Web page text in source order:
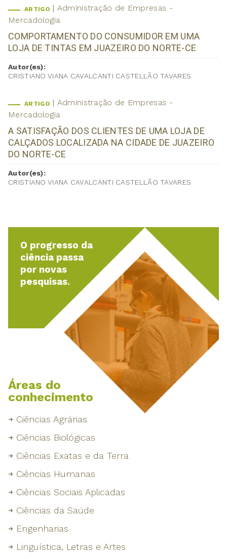
ARTIGO
Administração de Empresas -
Mercadologia
COMPORTAMENTO DO CONSUMIDOR EM UMA
LOJA DE TINTAS EM JUAZEIRO DO NORTE-CE
Autor(es):
CRISTIANO VIANA CAVALCANTI CASTELLÃO TAVARES
ARTIGO
Administração de Empresas -
Mercadologia
A SATISFAÇÃO DOS CLIENTES DE UMA LOJA DE
CALÇADOS LOCALIZADA NA CIDADE DE JUAZEIRO
DO NORTE-CE
Autor(es):
CRISTIANO VIANA CAVALCANTI CASTELLÃO TAVARES
O progresso da
ciência passa
por novas
pesquisas.
Áreas do
conhecimento
Ciências Agrárias
Ciências Biológicas
Ciências Exatas e da Terra
Ciências Humanas
Ciências Sociais Aplicadas
Ciências da Saúde
Engenharias
Linguística, Letras e Artes